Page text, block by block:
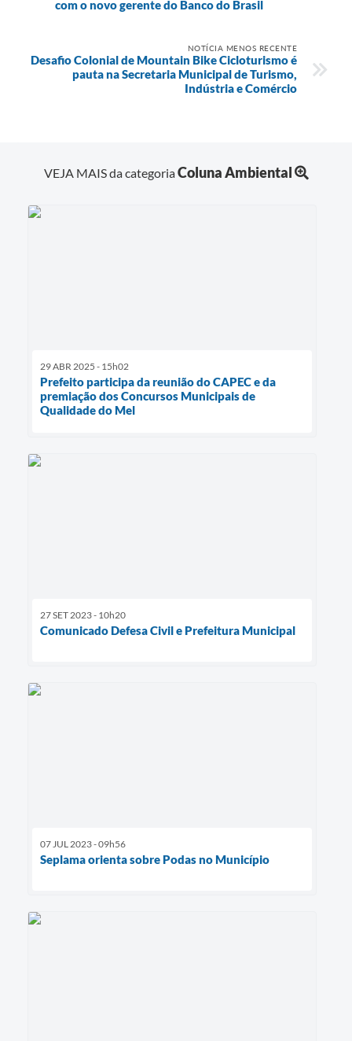
com o novo gerente do Banco do Brasil
NOTÍCIA MENOS RECENTE
Desafio Colonial de Mountain Bike Cicloturismo é
pauta na Secretaria Municipal de Turismo,
Indústria e Comércio
VEJA MAIS da categoriaColuna Ambiental
29 ABR 2025 - 15h02
Prefeito participa da reunião do CAPEC e da
premiação dos Concursos Municipais de
Qualidade do Mel
27 SET 2023 - 10h20
Comunicado Defesa Civil e Prefeitura Municipal
07 JUL 2023 - 09h56
Seplama orienta sobre Podas no Município